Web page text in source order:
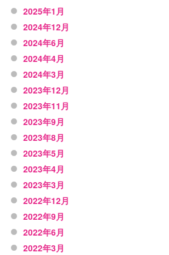
2025年1月
2024年12月
2024年6月
2024年4月
2024年3月
2023年12月
2023年11月
2023年9月
2023年8月
2023年5月
2023年4月
2023年3月
2022年12月
2022年9月
2022年6月
2022年3月